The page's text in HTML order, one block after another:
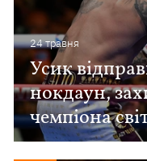
24 травня
Усик
нокдаун,
чемпіона